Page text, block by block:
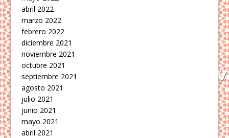
abril 2022
marzo 2022
febrero 2022
diciembre 2021
noviembre 2021
octubre 2021
septiembre 2021
agosto 2021
julio 2021
junio 2021
mayo 2021
abril 2021